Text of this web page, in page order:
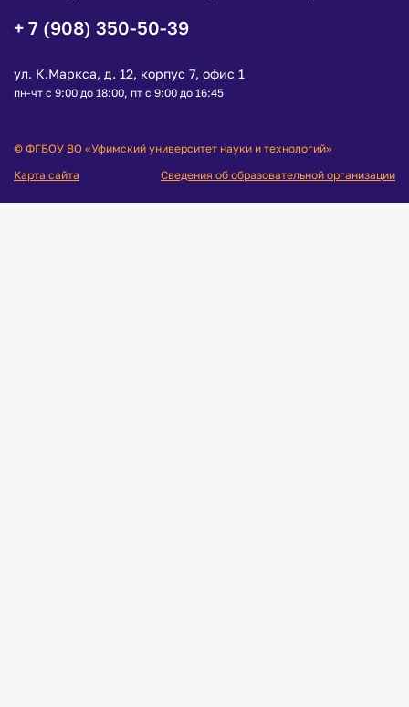
+ 7 (908) 350-50-39
ул. К.Маркса, д. 12, корпус 7, офис 1
пн-чт с 9:00 до 18:00, пт с 9:00 до 16:45
© ФГБОУ ВО «Уфимский университет науки и технологий»
Карта сайта
Сведения об образовательной организации